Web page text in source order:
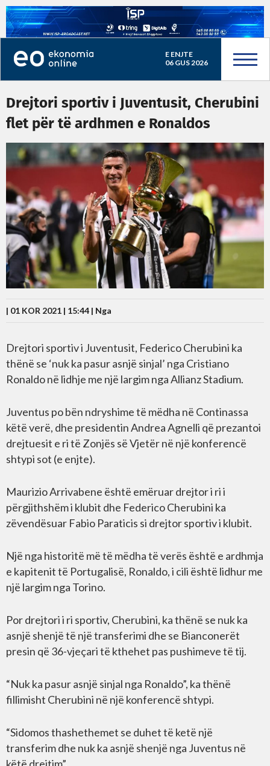
E ENJTE
06 GUS 2026
Drejtori sportiv i Juventusit, Cherubini
flet për të ardhmen e Ronaldos
| 01 KOR 2021 | 15:44 | Nga
Drejtori sportiv i Juventusit, Federico Cherubini ka
thënë se ‘nuk ka pasur asnjë sinjal’ nga Cristiano
Ronaldo në lidhje me një largim nga Allianz Stadium.
Juventus po bën ndryshime të mëdha në Continassa
këtë verë, dhe presidentin Andrea Agnelli që prezantoi
drejtuesit e ri të Zonjës së Vjetër në një konferencë
shtypi sot (e enjte).
Maurizio Arrivabene është emëruar drejtor i ri i
përgjithshëm i klubit dhe Federico Cherubini ka
zëvendësuar Fabio Paraticis si drejtor sportiv i klubit.
Një nga historitë më të mëdha të verës është e ardhmja
e kapitenit të Portugalisë, Ronaldo, i cili është lidhur me
një largim nga Torino.
Por drejtori i ri sportiv, Cherubini, ka thënë se nuk ka
asnjë shenjë të një transferimi dhe se Bianconerët
presin që 36-vjeçari të kthehet pas pushimeve të tij.
“Nuk ka pasur asnjë sinjal nga Ronaldo”, ka thënë
fillimisht Cherubini në një konferencë shtypi.
“Sidomos thashethemet se duhet të ketë një
transferim dhe nuk ka asnjë shenjë nga Juventus në